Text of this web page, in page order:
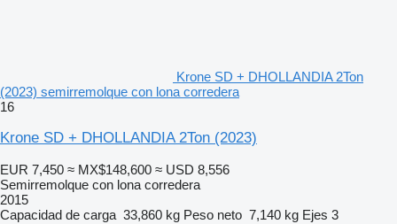
Krone SD + DHOLLANDIA 2Ton
(2023) semirremolque con lona corredera
16
Krone SD + DHOLLANDIA 2Ton (2023)
EUR 7,450 ≈ MX$148,600 ≈ USD 8,556
Semirremolque con lona corredera
2015
Capacidad de carga 33,860 kg Peso neto 7,140 kg Ejes 3